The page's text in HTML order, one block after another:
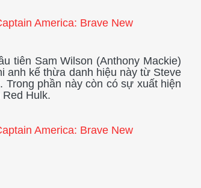
tiên Sam Wilson (Anthony Mackie)
anh kế thừa danh hiệu này từ Steve
. Trong phần này còn có sự xuất hiện
Hulk.